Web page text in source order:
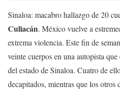
Sinaloa: macabro hallazgo de 20
Culiacán. México vuelve a
extrema violencia. Este fin de
veinte cuerpos en una autopista
del estado de Sinaloa. Cuatro de
decapitados, mientras que los otros